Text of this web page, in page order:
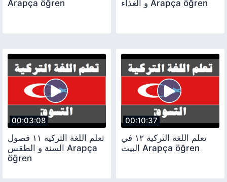
Arapça öğren و الغذاء Arapça öğren
00:03:08
تعلم اللغة التركية ١١ فصول
السنة و الطقس Arapça
öğren
00:10:37
تعلم اللغة التركية ١٢ في
البيت Arapça öğren